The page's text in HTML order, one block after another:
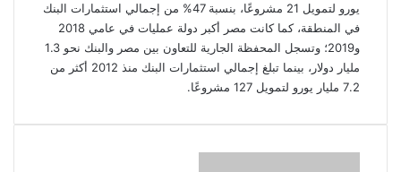
يورو لتمويل 21 مشروعًا، بنسبة 47% من إجمالي استثمارات البنك
في المنطقة، كما كانت مصر أكبر دولة عمليات في عامي 2018
و2019؛ وتسجل المحفظة الجارية للتعاون بين مصر والبنك نحو 1.3
مليار دولار، بينما تبلغ إجمالي استثمارات البنك منذ 2012 أكثر من
7.2 مليار يورو لتمويل 127 مشروعًا.